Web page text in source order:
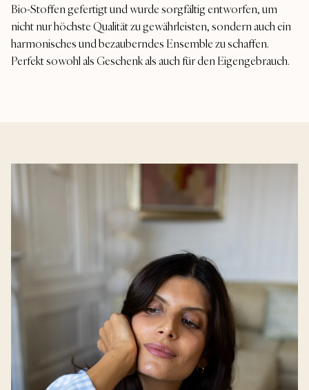
Bio-Stoffen gefertigt und wurde sorgfältig entworfen, um
nicht nur höchste Qualität zu gewährleisten, sondern auch ein
harmonisches und bezauberndes Ensemble zu schaffen.
Perfekt sowohl als Geschenk als auch für den Eigengebrauch.